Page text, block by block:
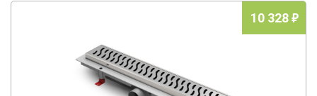
10 328